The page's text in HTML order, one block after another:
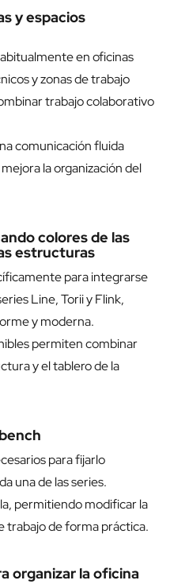
y espacios
en oficinas
y zonas de trabajo
trabajo colaborativo
comunicación fluida
la organización del
colores de las
estructuras
para integrarse
Line, Torii y Flink,
y moderna.
permiten combinar
y el tablero de la
para fijarlo
una de las series.
permitiendo modificar la
trabajo de forma práctica.
organizar la oficina